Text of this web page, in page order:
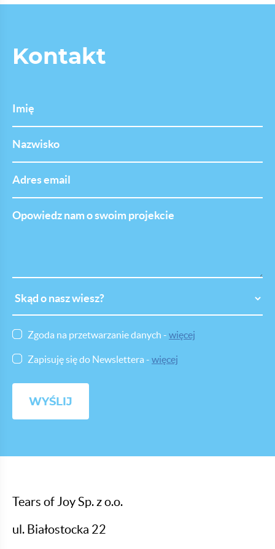
Kontakt
email
nam
o
nasz
wieszZgoda na przetwarzanie danych - więcej
Zapisuję się do Newslettera - więcej
Tears of Joy Sp. z o.o.
ul. Białostocka 22